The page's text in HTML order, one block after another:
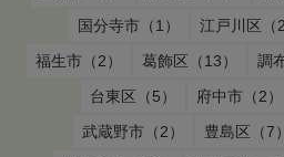
国分寺市（1）
江戸川区（
福生市（2）
葛飾区（13） 調
台東区（5）
府中市（2）
武蔵野市（2）
豊島区（7）